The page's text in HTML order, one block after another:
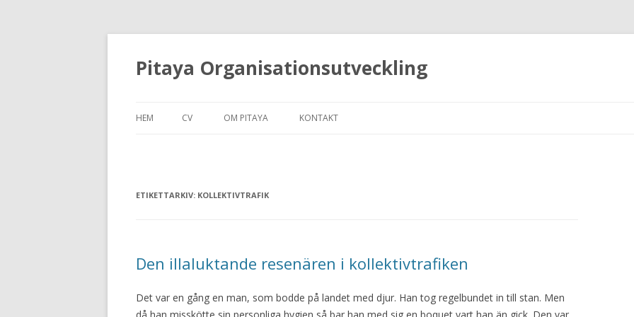
Pitaya Organisationsutveckling
HEM CV OM PITAYA KONTAKT
ETIKETTARKIV: KOLLEKTIVTRAFIK
Den illaluktande resenären i kollektivtrafiken
Det var en gång en man, som bodde på landet med djur. Han tog regelbundet in till stan. Men